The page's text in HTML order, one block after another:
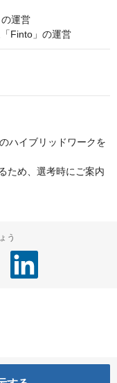
運営
Finto」の運営
ハイブリッドワークを
ため、選考時にご案内
う